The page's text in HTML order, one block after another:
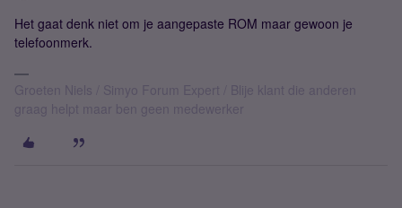
Het gaat denk niet om je aangepaste ROM maar gewoon je
telefoonmerk.
Groeten Niels / Simyo Forum Expert / Blije klant die anderen
graag helpt maar ben geen medewerker